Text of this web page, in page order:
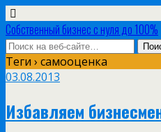
Собственный бизнес с нуля до 100%
Теги › самооценка
03.08.2013
Избавляем